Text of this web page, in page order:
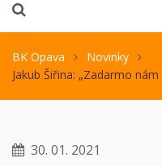
BK Opava
Novinky
Jakub Šiřina: „Zadarmo
30. 01. 2021